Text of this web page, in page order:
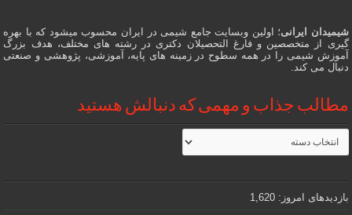
شیمیدان ایرانی؛ اولین وبسایت جامع شیمی در ایران محسوب میشود که با بهره
گیری از متخصصین و فارغ التحصیلان دکتری در رشته های مختلف، هدف بزرگ
آموزش شیمی را در همه سطوح در زمینه های پایه، آموزشی، پژوهشی و صنعتی
دنبال می کند.
مطالب جذاب و مهمی که دنبالش هستید
مطالب
جذاب
و
که
دنبالش
هستید
بازدیدهای امروز: 1,620